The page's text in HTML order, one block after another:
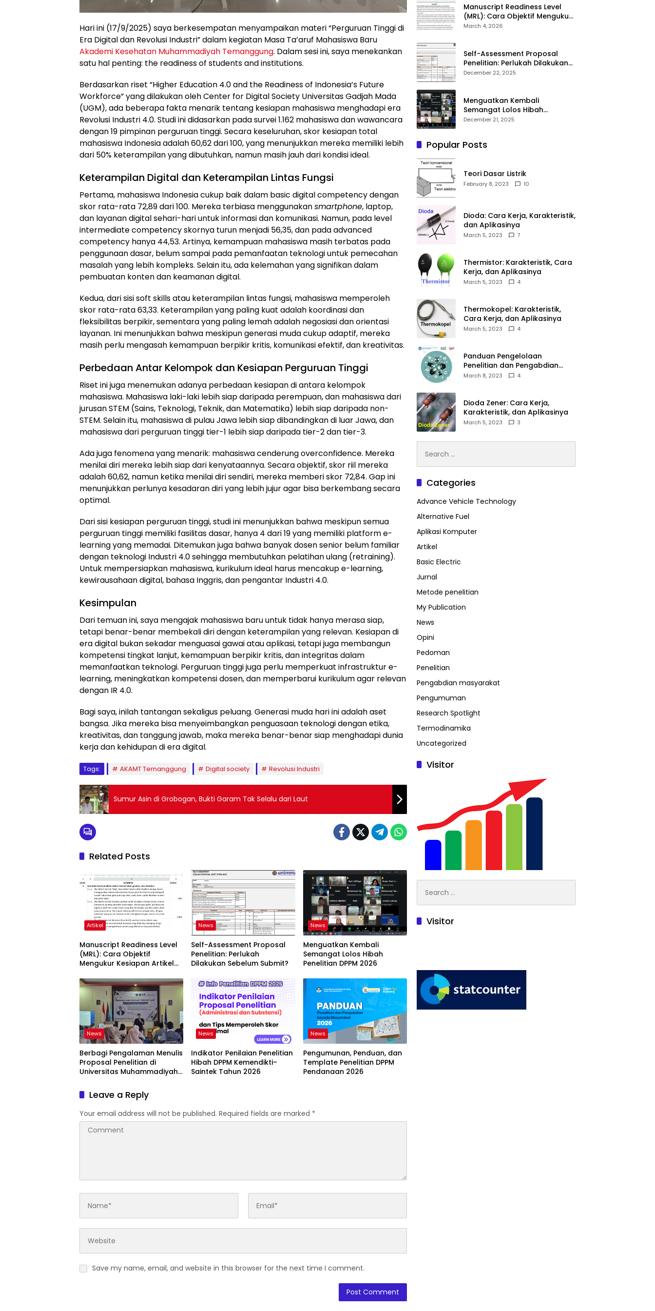
Hari ini (17/9/2025) saya berkesempatan menyampaikan materi “Perguruan Tinggi di
Era Digital dan Revolusi Industri” dalam kegiatan Masa Ta’aruf Mahasiswa Baru
Akademi Kesehatan Muhammadiyah Temanggung. Dalam sesi ini, saya menekankan
satu hal penting: the readiness of students and institutions.
Berdasarkan riset “Higher Education 4.0 and the Readiness of Indonesia’s Future
Workforce” yang dilakukan oleh Center for Digital Society Universitas Gadjah Mada
(UGM), ada beberapa fakta menarik tentang kesiapan mahasiswa menghadapi era
Revolusi Industri 4.0. Studi ini didasarkan pada survei 1.162 mahasiswa dan wawancara
dengan 19 pimpinan perguruan tinggi. Secara keseluruhan, skor kesiapan total
mahasiswa Indonesia adalah 60,62 dari 100, yang menunjukkan mereka memiliki lebih
dari 50% keterampilan yang dibutuhkan, namun masih jauh dari kondisi ideal.
Keterampilan Digital dan Keterampilan Lintas Fungsi
Pertama, mahasiswa Indonesia cukup baik dalam basic digital competency dengan
skor rata-rata 72,89 dari 100. Mereka terbiasa menggunakansmartphone, laptop,
dan layanan digital sehari-hari untuk informasi dan komunikasi. Namun, pada level
intermediate competency skornya turun menjadi 56,35, dan pada advanced
competency hanya 44,53. Artinya, kemampuan mahasiswa masih terbatas pada
penggunaan dasar, belum sampai pada pemanfaatan teknologi untuk pemecahan
masalah yang lebih kompleks. Selain itu, ada kelemahan yang signifikan dalam
pembuatan konten dan keamanan digital.
Kedua, dari sisi soft skills atau keterampilan lintas fungsi, mahasiswa memperoleh
skor rata-rata 63,33. Keterampilan yang paling kuat adalah koordinasi dan
fleksibilitas berpikir, sementara yang paling lemah adalah negosiasi dan orientasi
layanan. Ini menunjukkan bahwa meskipun generasi muda cukup adaptif, mereka
masih perlu mengasah kemampuan berpikir kritis, komunikasi efektif, dan kreativitas.
Perbedaan Antar Kelompok dan Kesiapan Perguruan Tinggi
Riset ini juga menemukan adanya perbedaan kesiapan di antara kelompok
mahasiswa. Mahasiswa laki-laki lebih siap daripada perempuan, dan mahasiswa dari
jurusan STEM (Sains, Teknologi, Teknik, dan Matematika) lebih siap daripada non-
STEM. Selain itu, mahasiswa di pulau Jawa lebih siap dibandingkan di luar Jawa, dan
mahasiswa dari perguruan tinggi tier-1 lebih siap daripada tier-2 dan tier-3.
Ada juga fenomena yang menarik: mahasiswa cenderung overconfidence. Mereka
menilai diri mereka lebih siap dari kenyataannya. Secara objektif, skor riil mereka
adalah 60,62, namun ketika menilai diri sendiri, mereka memberi skor 72,84. Gap ini
menunjukkan perlunya kesadaran diri yang lebih jujur agar bisa berkembang secara
optimal.
Dari sisi kesiapan perguruan tinggi, studi ini menunjukkan bahwa meskipun semua
perguruan tinggi memiliki fasilitas dasar, hanya 4 dari 19 yang memiliki platform e-
learning yang memadai. Ditemukan juga bahwa banyak dosen senior belum familiar
dengan teknologi Industri 4.0 sehingga membutuhkan pelatihan ulang (retraining).
Untuk mempersiapkan mahasiswa, kurikulum ideal harus mencakup e-learning,
kewirausahaan digital, bahasa Inggris, dan pengantar Industri 4.0.
Kesimpulan
Dari temuan ini, saya mengajak mahasiswa baru untuk tidak hanya merasa siap,
tetapi benar-benar membekali diri dengan keterampilan yang relevan. Kesiapan di
era digital bukan sekadar menguasai gawai atau aplikasi, tetapi juga membangun
kompetensi tingkat lanjut, kemampuan berpikir kritis, dan integritas dalam
memanfaatkan teknologi. Perguruan tinggi juga perlu memperkuat infrastruktur e-
learning, meningkatkan kompetensi dosen, dan memperbarui kurikulum agar relevan
dengan IR 4.0.
Bagi saya, inilah tantangan sekaligus peluang. Generasi muda hari ini adalah aset
bangsa. Jika mereka bisa menyeimbangkan penguasaan teknologi dengan etika,
kreativitas, dan tanggung jawab, maka mereka benar-benar siap menghadapi dunia
kerja dan kehidupan di era digital.
Tags: AKAMT Temanggung Digital society Revolusi Industri
Sumur Asin di Grobogan, Bukti Garam Tak Selalu dari Laut
Related Posts
Artikel
Manuscript Readiness Level
(MRL): Cara Objektif
Mengukur Kesiapan Artikel
News
Self-Assessment Proposal
Penelitian: Perlukah
Dilakukan Sebelum Submit?
News
Menguatkan Kembali
Semangat Lolos Hibah
Penelitian DPPM 2026
News
Berbagi Pengalaman Menulis
Proposal Penelitian di
Universitas Muhammadiyah
News
Indikator Penilaian Penelitian
Hibah DPPM Kemendikti–
Saintek Tahun 2026
News
Pengumunan, Penduan, dan
Template Penelitian DPPM
Pendanaan 2026
Leave a Reply
Your email address will not be published. Required fields are marked *
Save my name, email, and website in this browser for the next time I comment.
Manuscript Readiness Level
(MRL): Cara Objektif Mengukur
Kesiapan Artikel Ilmiah Anda
March 4, 2026
Self-Assessment Proposal
Penelitian: Perlukah Dilakukan
Sebelum Submit?
December 22, 2025
Menguatkan Kembali
Semangat Lolos Hibah
Penelitian DPPM 2026
December 21, 2025
Popular Posts
Teori Dasar Listrik
February 8, 2023 10
Dioda: Cara Kerja, Karakteristik,
dan Aplikasinya
March 5, 2023 7
Thermistor: Karakteristik, Cara
Kerja, dan Aplikasinya
March 5, 2023 4
Thermokopel: Karakteristik,
Cara Kerja, dan Aplikasinya
March 5, 2023 4
Panduan Pengelolaan
Penelitian dan Pengabdian
Kepada Masyarakat Tahun
March 8, 2023 4
Dioda Zener: Cara Kerja,
Karakteristik, dan Aplikasinya
March 5, 2023 3
for:
Categories
Advance Vehicle Technology
Alternative Fuel
Aplikasi Komputer
Artikel
Basic Electric
Jurnal
Metode penelitian
My Publication
News
Opini
Pedoman
Penelitian
Pengabdian masyarakat
Pengumuman
Research Spotlight
Termodinamika
Uncategorized
Visitor
for:
Visitor